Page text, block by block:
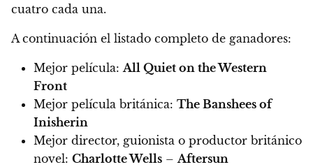
cuatro cada una.
A continuación el listado completo de ganadores:
Mejor película:All Quiet on the Western
Front
Mejor película británica: The Banshees of
Inisherin
Mejor director, guionista o productor británico
novel: Charlotte Wells –Aftersun